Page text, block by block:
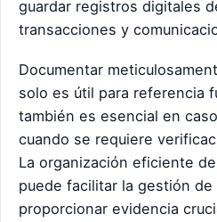
guardar registros digitales
transacciones y
Documentar
solo es útil para referencia
también es esencial en
cuando se requiere
La organización eficiente
puede facilitar la gestión
proporcionar evidencia